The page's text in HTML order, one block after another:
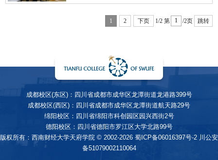
1 2 下页 1/2 第 /2页 跳转
成都校区(东区)：四川省成都市成华区龙潭街道龙港路399号
成都校区(西区)：四川省成都市成华区龙潭街道航天路29号
绵阳校区：四川省绵阳市科创园区园兴西街2号
德阳校区：四川省德阳市罗江区大学北路99号
版权所有：西南财经大学天府学院 © 2002-2026 蜀ICP备06016397号-2 川公安
备51079002110064